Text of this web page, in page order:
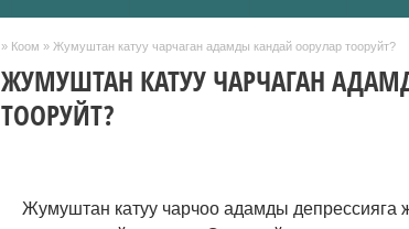
» Коом » Жумуштан катуу чарчаган адамды кандай оорулар тооруйт?
ЖУМУШТАН КАТУУ ЧАРЧАГАН
ТООРУЙТ?
Жумуштан катуу чарчоо адамды депрессияга